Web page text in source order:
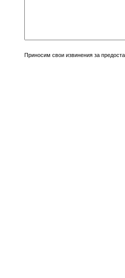
Приносим свои извинения за